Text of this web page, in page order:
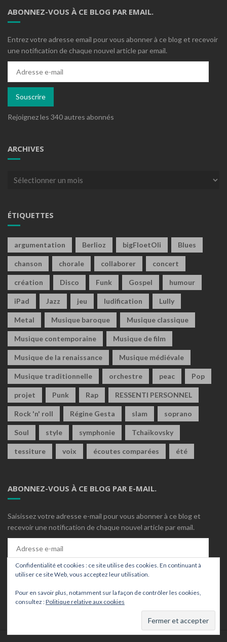
ABONNEZ-VOUS À CE BLOG PAR EMAIL.
Entrez votre adresse email pour vous abonner à ce blog et recevoir
une notification de chaque nouvel article par email.
mail
Souscrire
Rejoignez les 340 autres abonnés
ARCHIVES
Archives
ÉTIQUETTES
argumentation Berlioz bigFloetOli Blues
chanson chorale collaborer concert
création Disco Funk Gospel humour
iPad Jazz jeu ludification Lully
Metal Musique baroque Musique classique
Musique contemporaine Musique de film
Musique de la renaissance Musique médiévale
Musique traditionnelle orchestre peac Pop
projet Punk Rap RESSENTI PERSONNEL
Rock 'n' roll Régine Gesta slam soprano
Soul style symphonie Tchaïkovsky
tessiture voix écoutes comparées été
ABONNEZ-VOUS À CE BLOG PAR E-MAIL.
Saisissez votre adresse e-mail pour vous abonner à ce blog et
recevoir une notification de chaque nouvel article par email.
mail
Abonnez-vous
Rejoignez les 340 autres abonnés
Confidentialité et cookies : ce site utilise des cookies. En continuant à
utiliser ce site Web, vous acceptez leur utilisation.
Pour en savoir plus, notamment sur la façon de contrôler les cookies,
consultez :Politique relative aux cookies